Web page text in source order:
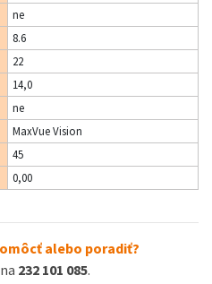
ne
8.6
22
14,0
ne
MaxVue Vision
45
0,00
alebo poradiť?
232 101 085.